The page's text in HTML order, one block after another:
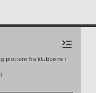
plottere fra klubbene i